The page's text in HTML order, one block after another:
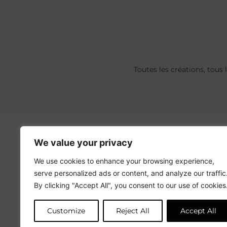
We value your privacy
We use cookies to enhance your browsing experience,
serve personalized ads or content, and analyze our traffic.
By clicking "Accept All", you consent to our use of cookies.
Customize Reject All Accept All
Toutes les créations, tous